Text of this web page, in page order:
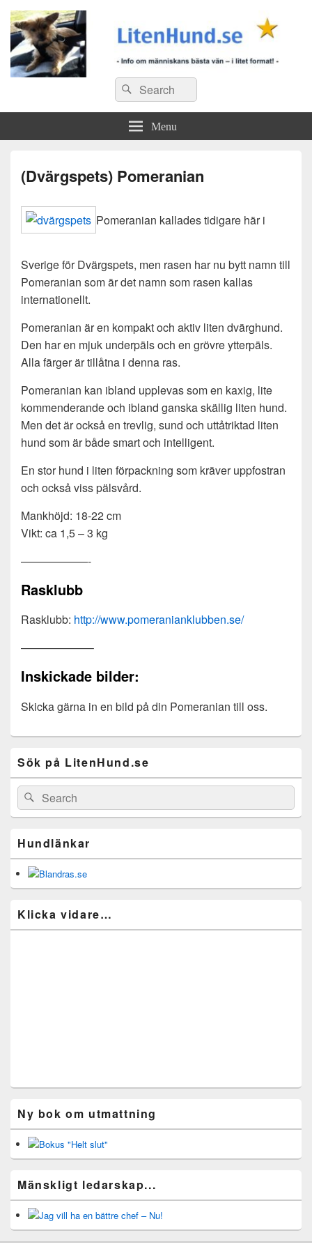
Search
for:
Search
Menu
(Dvärgspets) Pomeranian
Pomeranian kallades tidigare här i
Sverige för Dvärgspets, men rasen har nu bytt namn till
Pomeranian som är det namn som rasen kallas
internationellt.
Pomeranian är en kompakt och aktiv liten dvärghund.
Den har en mjuk underpäls och en grövre ytterpäls.
Alla färger är tillåtna i denna ras.
Pomeranian kan ibland upplevas som en kaxig, lite
kommenderande och ibland ganska skällig liten hund.
Men det är också en trevlig, sund och uttåtriktad liten
hund som är både smart och intelligent.
En stor hund i liten förpackning som kräver uppfostran
och också viss pälsvård.
Mankhöjd: 18-22 cm
Vikt: ca 1,5 – 3 kg
——————-
Rasklubb
Rasklubb: http://www.pomeranianklubben.se/
——————–
Inskickade bilder:
Skicka gärna in en bild på din Pomeranian till oss.
Sidebar
Widget
Area
Sök på LitenHund.se
Search
for:
Search
Hundlänkar
Klicka vidare…
Ny bok om utmattning
Mänskligt ledarskap...